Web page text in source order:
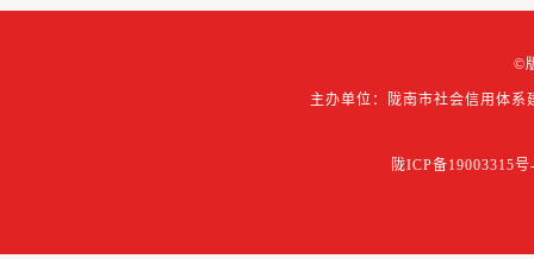
©
主办单位：陇南市社会信用体系
陇ICP备19003315号